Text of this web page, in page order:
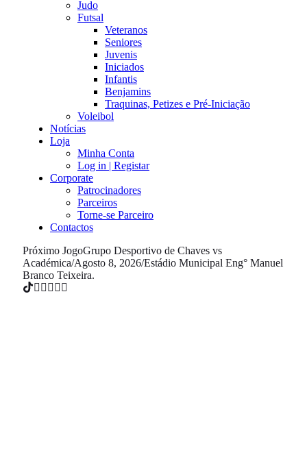
Judo
Futsal
Veteranos
Seniores
Juvenis
Iniciados
Infantis
Benjamins
Traquinas, Petizes e Pré-Iniciação
Voleibol
Notícias
Loja
Minha Conta
Log in | Registar
Corporate
Patrocinadores
Parceiros
Torne-se Parceiro
Contactos
Próximo JogoGrupo Desportivo de Chaves vs
Académica/Agosto 8, 2026/Estádio Municipal Eng° Manuel
Branco Teixeira.